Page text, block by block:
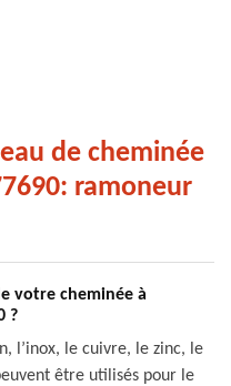
de cheminée
ramoneur
votre cheminée à
?
l’inox, le cuivre, le zinc, le
être utilisés pour le